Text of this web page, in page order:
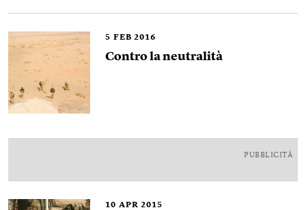
5 FEB 2016
Contro la neutralità
PUBBLICITÀ
10 APR 2015